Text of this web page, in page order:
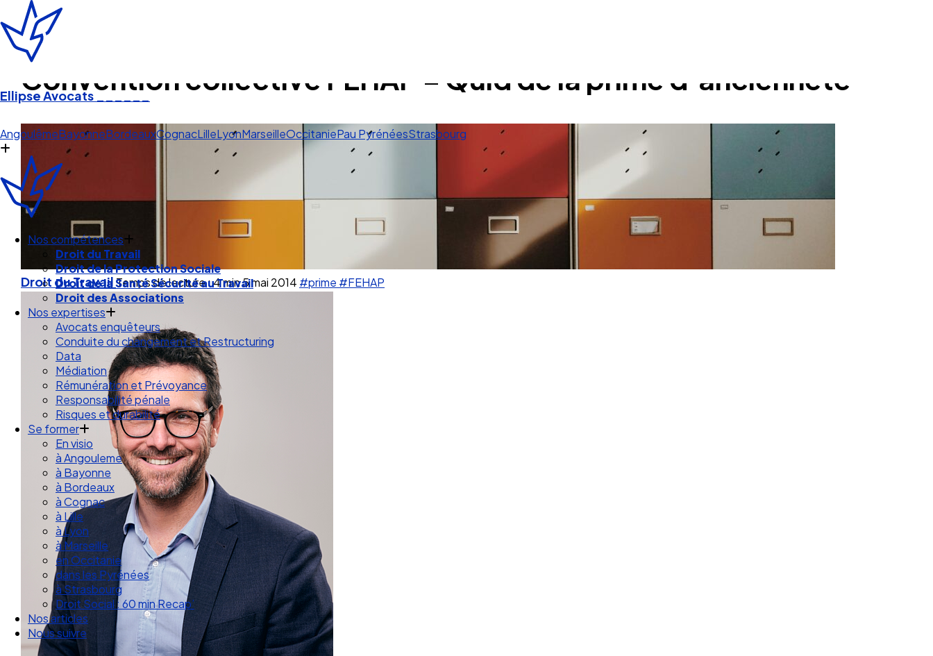
Ellipse Avocats ______
Lyon
Angoulême
Bayonne LilleLyon Occitanie Pau Pyrénées
Nos compétences
Droit du Travail
Droit de la Protection Sociale
Droit de la Santé Sécurité au Travail
Droit des Associations
Nos expertises
Avocats enquêteurs
Conduite du changement et Restructuring
Data
Médiation
Rémunération et Prévoyance
Responsabilité pénale
Risques et durabilité
Se former
En visio
à Angouleme
à Bayonne
à Bordeaux
à Cognac
à Lille
à Lyon
à Marseille
en Occitanie
dans les Pyrénées
à Strasbourg
Droit Social : 60 min Recap’
Nos articles
Nous suivre
Convention collective FEHAP – Quid de la prime d’ancienneté
Droit du TravailTemps de lecture : 4 min5 mai 2014 #prime #FEHAP